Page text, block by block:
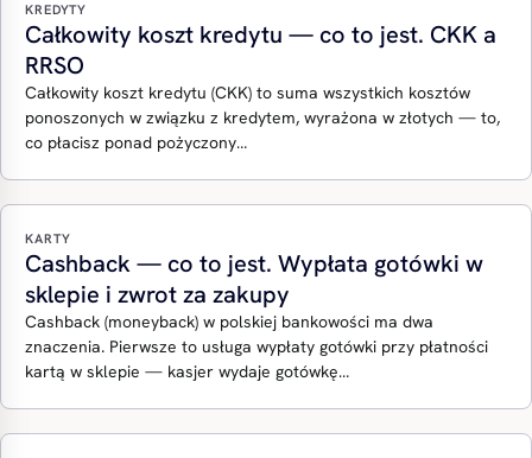
KREDYTY
Całkowity koszt kredytu — co to jest. CKK a
RRSO
Całkowity koszt kredytu (CKK) to suma wszystkich kosztów
ponoszonych w związku z kredytem, wyrażona w złotych — to,
co płacisz ponad pożyczony…
KARTY
Cashback — co to jest. Wypłata gotówki w
sklepie i zwrot za zakupy
Cashback (moneyback) w polskiej bankowości ma dwa
znaczenia. Pierwsze to usługa wypłaty gotówki przy płatności
kartą w sklepie — kasjer wydaje gotówkę…